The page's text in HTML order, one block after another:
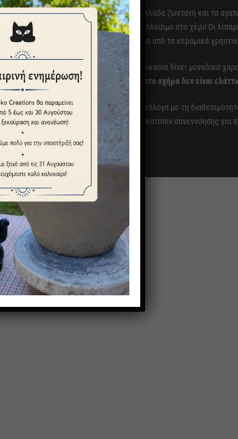
Αν θέλετε να διατηρήσετε την γυαλάδα ζωντανή και τα
χρονικό διάστημα, προτιμήστε το πλύσιμο στο χέρι! Οι
είναι καλό να ξεπλένονται γρήγορα από τα κεραμικά
Θυμηθείτε ότι η χειροποίητη διαδικασία δίνει μοναδικό
διαφοροποιήσεις στο χρώμα και στο σχήμα δεν είναι
Οιχρόνοι παράδοσης
ποικίλουν ανάλογα με τη
5 έως 9 ημέρες για λίγα τεμάχια, κατόπιν συνεννόησης για
σας αρέσουν